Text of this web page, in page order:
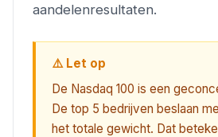
aandelenresultaten.
⚠️ Let op
De Nasdaq 100 is een
De top 5 bedrijven beslaan
het totale gewicht. Dat